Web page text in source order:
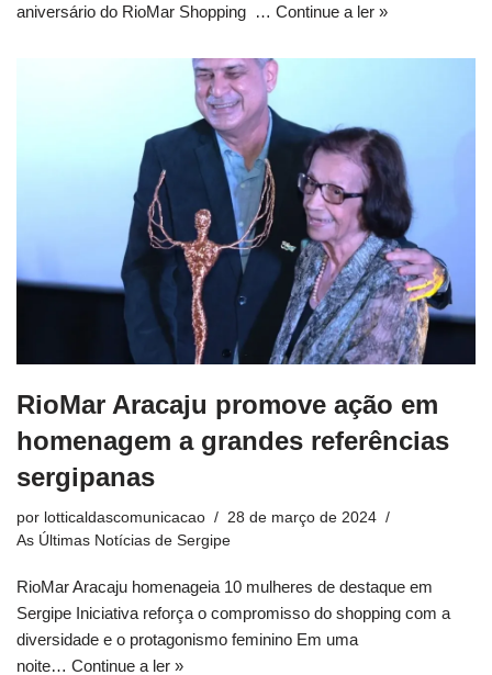
aniversário do RioMar Shopping … Continue a ler »
RioMar Aracaju promove ação em
homenagem a grandes referências
sergipanas
por lotticaldascomunicacao
28 de março de 2024
As Últimas Notícias de Sergipe
RioMar Aracaju homenageia 10 mulheres de destaque em
Sergipe Iniciativa reforça o compromisso do shopping com a
diversidade e o protagonismo feminino Em uma
noite… Continue a ler »